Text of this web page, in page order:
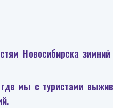
Новосибирска
мы с туристами